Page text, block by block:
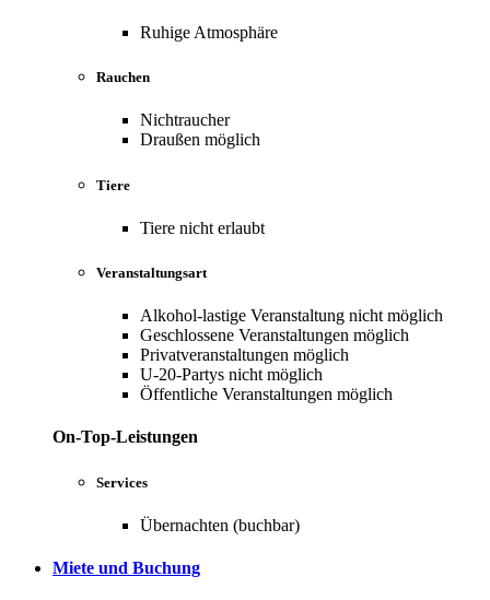
Ruhige Atmosphäre
Rauchen
Nichtraucher
Draußen möglich
Tiere
Tiere nicht erlaubt
Veranstaltungsart
Alkohol-lastige Veranstaltung nicht möglich
Geschlossene Veranstaltungen möglich
Privatveranstaltungen möglich
U-20-Partys nicht möglich
Öffentliche Veranstaltungen möglich
On-Top-Leistungen
Services
Übernachten (buchbar)
Miete und Buchung